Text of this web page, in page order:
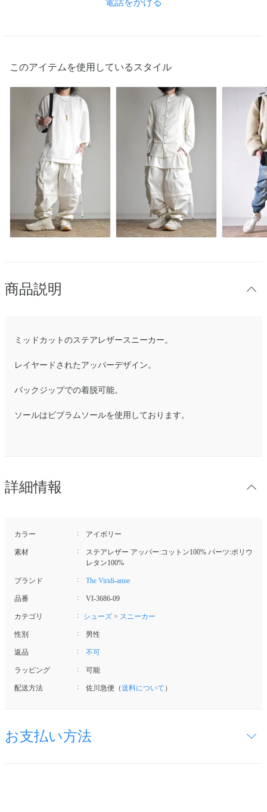
電話をかける
このアイテムを使用しているスタイル
商品説明
ミッドカットのステアレザースニーカー。
レイヤードされたアッパーデザイン。
バックジップでの着脱可能。
ソールはビブラムソールを使用しております。
詳細情報
カラー アイボリー
素材
ステアレザー アッパー:コットン100% パーツ:ポリウ
レタン100%
ブランド The Viridi-anne
品番 VI-3686-09
カテゴリ シューズ > スニーカー
性別 男性
返品 不可
ラッピング 可能
配送方法 佐川急便（送料について ）
お支払い方法